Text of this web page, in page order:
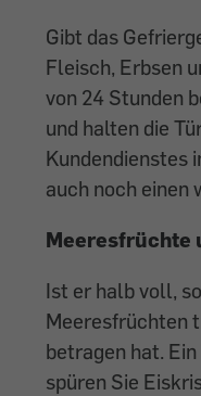
Gibt das
Fleisch, Erbsen
von 24 Stunden
und halten die
Kundendienstes
auch noch einen
Meeresfrüchte
Ist er halb voll,
Meeresfrüchten
betragen hat.
spüren Sie